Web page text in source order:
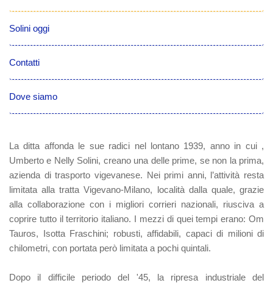
Solini oggi
Contatti
Dove siamo
La ditta affonda le sue radici nel lontano 1939, anno in cui ,
Umberto e Nelly Solini, creano una delle prime, se non la prima,
azienda di trasporto vigevanese. Nei primi anni, l’attività resta
limitata alla tratta Vigevano-Milano, località dalla quale, grazie
alla collaborazione con i migliori corrieri nazionali, riusciva a
coprire tutto il territorio italiano. I mezzi di quei tempi erano: Om
Tauros, Isotta Fraschini; robusti, affidabili, capaci di milioni di
chilometri, con portata però limitata a pochi quintali.
Dopo il difficile periodo del '45, la ripresa industriale del